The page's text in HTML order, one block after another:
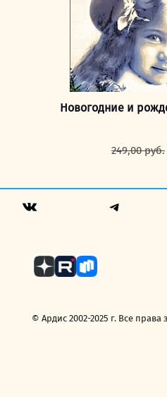
Новогодние и
249,00руб.
© Ардис 2002-2025 г. Все